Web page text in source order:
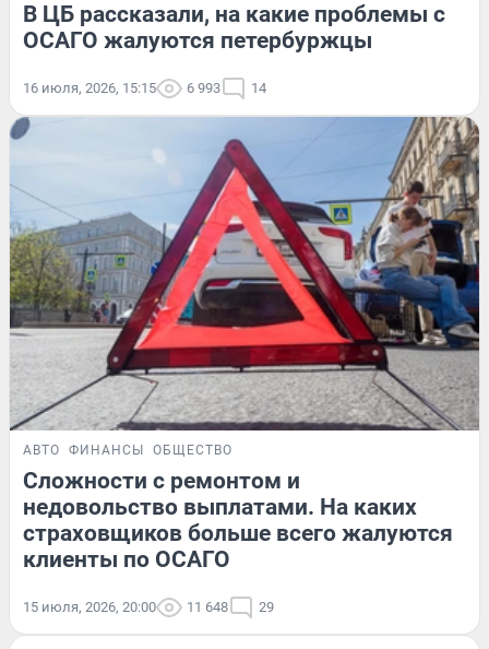
В ЦБ рассказали, на какие проблемы с
ОСАГО жалуются петербуржцы
16 июля, 2026, 15:15 6 993 14
АВТО ФИНАНСЫ ОБЩЕСТВО
Сложности с ремонтом и
недовольство выплатами. На каких
страховщиков больше всего жалуются
клиенты по ОСАГО
15 июля, 2026, 20:00 11 648 29